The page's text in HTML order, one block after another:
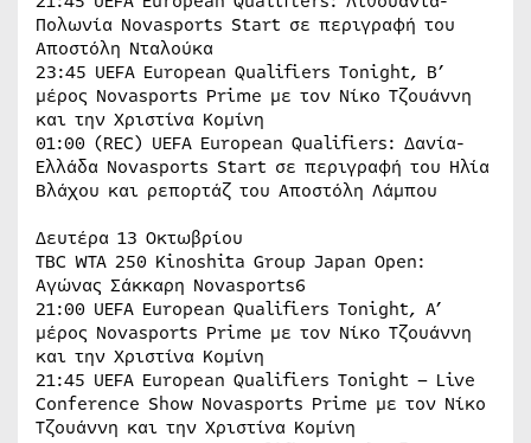
Πολωνία Novasports Start σε περιγραφή του
Αποστόλη Νταλούκα
23:45 UEFA European Qualifiers Tonight, B’
μέρος Novasports Prime με τον Νίκο Τζουάννη
και την Χριστίνα Κομίνη
01:00 (REC) UEFA European Qualifiers: Δανία-
Ελλάδα Novasports Start σε περιγραφή του Ηλία
Βλάχου και ρεπορτάζ του Αποστόλη Λάμπου
Δευτέρα 13 Οκτωβρίου
TBC WTA 250 Kinoshita Group Japan Open:
Αγώνας Σάκκαρη Novasports6
21:00 UEFA European Qualifiers Tonight, Α’
μέρος Novasports Prime με τον Νίκο Τζουάννη
και την Χριστίνα Κομίνη
21:45 UEFA European Qualifiers Tonight – Live
Conference Show Novasports Prime με τον Νίκο
Τζουάννη και την Χριστίνα Κομίνη